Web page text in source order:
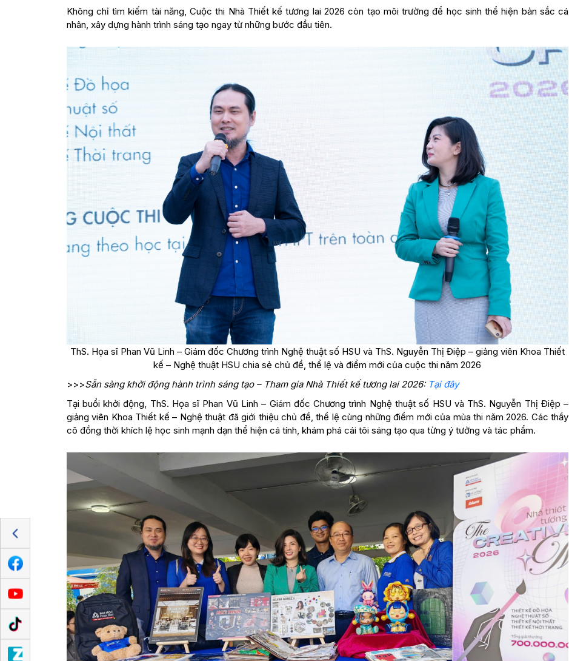
Không chỉ tìm kiếm tài năng, Cuộc thi Nhà Thiết kế tương lai 2026 còn tạo môi trường để học sinh thể hiện bản sắc cá
nhân, xây dựng hành trình sáng tạo ngay từ những bước đầu tiên.
ThS. Họa sĩ Phan Vũ Linh – Giám đốc Chương trình Nghệ thuật số HSU và ThS. Nguyễn Thị Điệp – giảng viên Khoa Thiết
kế – Nghệ thuật HSU chia sẻ chủ đề, thể lệ và điểm mới của cuộc thi năm 2026
>>>Sẵn sàng khởi động hành trình sáng tạo – Tham gia Nhà Thiết kế tương lai 2026: Tại đây
Tại buổi khởi động, ThS. Họa sĩ Phan Vũ Linh – Giám đốc Chương trình Nghệ thuật số HSU và ThS. Nguyễn Thị Điệp –
giảng viên Khoa Thiết kế – Nghệ thuật đã giới thiệu chủ đề, thể lệ cùng những điểm mới của mùa thi năm 2026. Các thầy
cô đồng thời khích lệ học sinh mạnh dạn thể hiện cá tính, khám phá cái tôi sáng tạo qua từng ý tưởng và tác phẩm.